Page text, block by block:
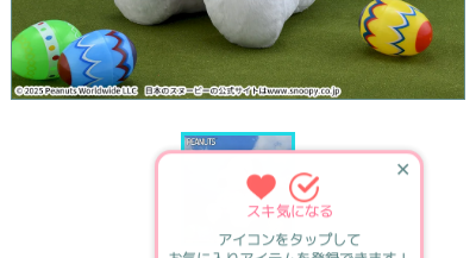
✕
スキ気になる
アイコンをタップして